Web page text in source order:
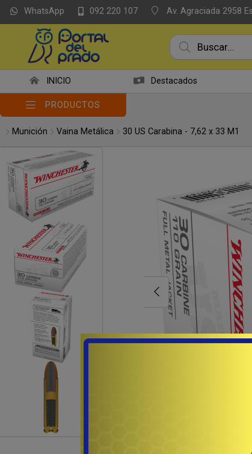
WhatsApp 092 220 107 Av. Agraciada 2958
INICIO Destacados
PRODUCTOS
Munición Vaina Metálica 30 US Carabina - 7,62 x 33 M1